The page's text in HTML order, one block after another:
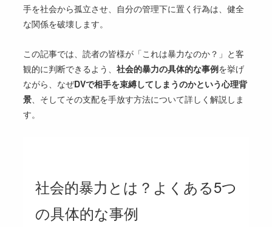
手を社会から孤立させ、自分の管理下に置く行為は、健全
な関係を破壊します。
この記事では、読者の皆様が「これは暴力なのか？」と客
観的に判断できるよう、 社会的暴力の具体的な事例を挙げ
ながら、なぜDVで相手を束縛してしまうのかという心理背
景、そしてその支配を手放す方法について詳しく解説しま
す。
社会的暴力とは？よくある5つ
の具体的な事例